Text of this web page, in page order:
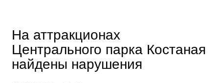
На аттракционах
Центрального парка Костаная
найдены нарушения